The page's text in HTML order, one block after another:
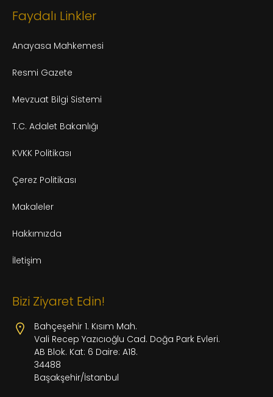
Faydalı Linkler
Anayasa Mahkemesi
Resmi Gazete
Mevzuat Bilgi Sistemi
T.C. Adalet Bakanlığı
KVKK Politikası
Çerez Politikası
Makaleler
Hakkımızda
İletişim
Bizi Ziyaret Edin!
Bahçeşehir 1. Kısım Mah.
Vali Recep Yazıcıoğlu Cad. Doğa Park Evleri.
AB Blok. Kat: 6 Daire: A18.
34488
Başakşehir/İstanbul